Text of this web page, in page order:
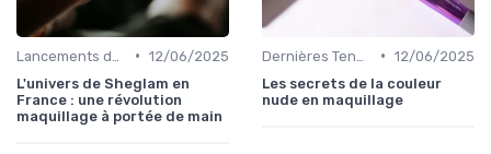
• 12/06/2025
L'univers de Sheglam en
France : une révolution
maquillage à portée de main
• 12/06/2025
Les secrets de la couleur
nude en maquillage